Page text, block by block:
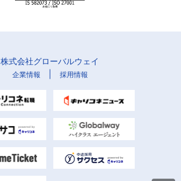
株式会社グローバルウェイ
企業情報 採用情報